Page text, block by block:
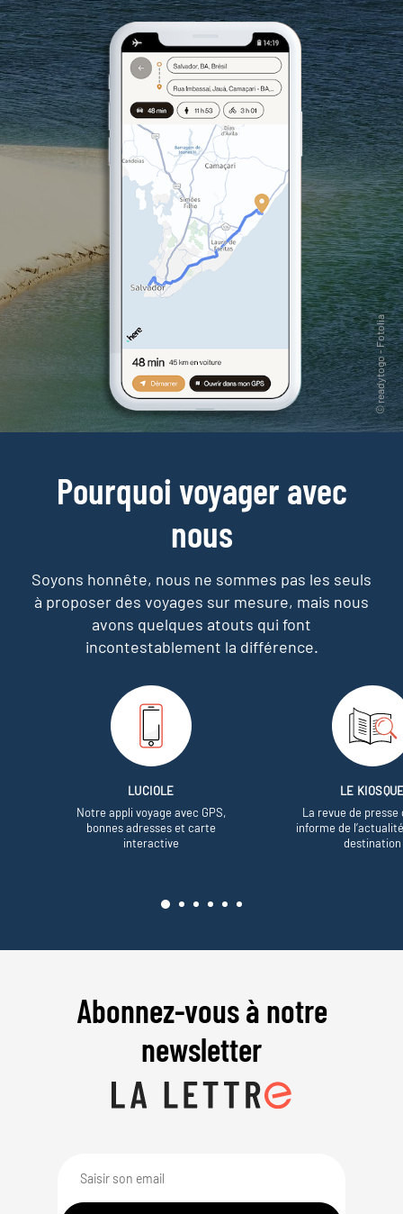
Pourquoi voyager avec
nous
Soyons honnête, nous ne sommes pas les seuls
à proposer des voyages sur mesure, mais nous
avons quelques atouts qui font
incontestablement la différence.
LUCIOLE
Notre appli voyage avec GPS,
bonnes adresses et carte
interactive
LE
La revue de presse
informe de
destination
Abonnez-vous à notre
newsletter